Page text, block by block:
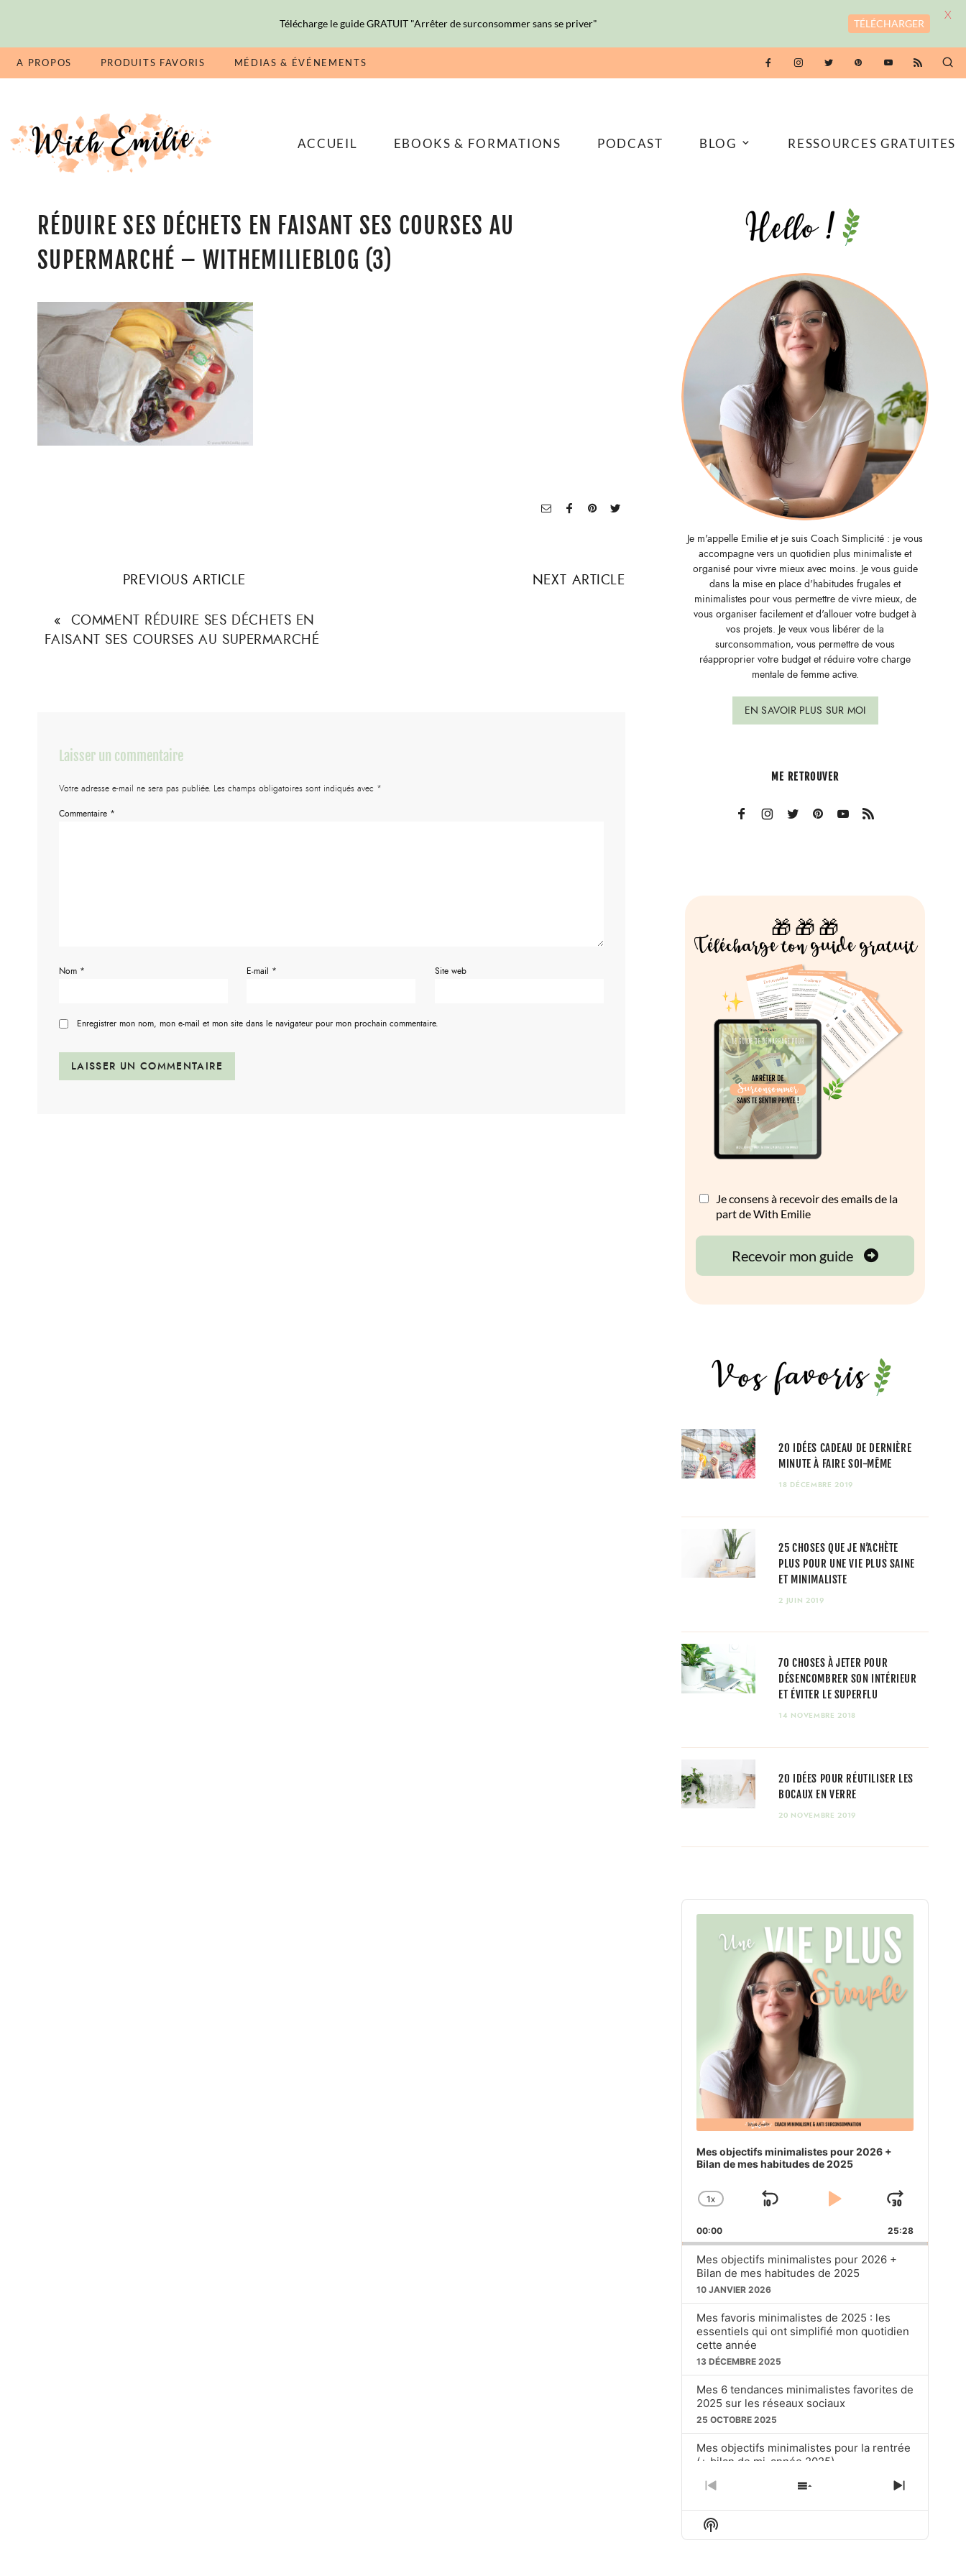
A PROPOS PRODUITS FAVORIS MÉDIAS & ÉVÉNEMENTS
ACCUEIL EBOOKS & FORMATIONS PODCAST BLOG RESSOURCES GRATUITES
RÉDUIRE SES DÉCHETS EN FAISANT SES COURSES AU
SUPERMARCHÉ – WITHEMILIEBLOG (3)
PREVIOUS ARTICLE
« COMMENT RÉDUIRE SES DÉCHETS EN
FAISANT SES COURSES AU SUPERMARCHÉ
NEXT ARTICLE
Laisser un commentaire
Votre adresse e-mail ne sera pas publiée. Les champs obligatoires sont indiqués avec *
Commentaire *
Nom * E-mail * Site web
Enregistrer mon nom, mon e-mail et mon site dans le navigateur pour mon prochain commentaire.
Je m'appelle Emilie et je suis Coach Simplicité : je vous
accompagne vers un quotidien plus minimaliste et
organisé pour vivre mieux avec moins. Je vous guide
dans la mise en place d'habitudes frugales et
minimalistes pour vous permettre de vivre mieux, de
vous organiser facilement et d'allouer votre budget à
vos projets. Je veux vous libérer de la
surconsommation, vous permettre de vous
réapproprier votre budget et réduire votre charge
mentale de femme active.
EN SAVOIR PLUS SUR MOI
ME RETROUVER
20 IDÉES CADEAU DE DERNIÈRE
MINUTE À FAIRE SOI-MÊME
18 DÉCEMBRE 2019
25 CHOSES QUE JE N’ACHÈTE
PLUS POUR UNE VIE PLUS SAINE
ET MINIMALISTE
2 JUIN 2019
70 CHOSES À JETER POUR
DÉSENCOMBRER SON INTÉRIEUR
ET ÉVITER LE SUPERFLU
14 NOVEMBRE 2018
20 IDÉES POUR RÉUTILISER LES
BOCAUX EN VERRE
20 NOVEMBRE 2019
Audio
Mes objectifs minimalistes pour 2026 +
Bilan de mes habitudes de 2025
CHANGE
RATE
1X
SKIP
BACKWARD
PLAY
PAUSE
JUMP
00:00 25:28
Mes objectifs minimalistes pour 2026 +
Bilan de mes habitudes de 2025
10 JANVIER 2026
Mes favoris minimalistes de 2025 : les
essentiels qui ont simplifié mon quotidien
cette année
13 DÉCEMBRE 2025
Mes 6 tendances minimalistes favorites de
2025 sur les réseaux sociaux
25 OCTOBRE 2025
Mes objectifs minimalistes pour la rentrée
(+ bilan de mi-année 2025)
20 SEPTEMBRE 2025
j’utilise toujours en tant que minimaliste
PREVIOUS
EPISODE
SHOW
EPISODES
NEXT
Show
Podcast
Télécharge le guide GRATUIT "Arrêter de surconsommer sans se priver" TÉLÉCHARGER
X